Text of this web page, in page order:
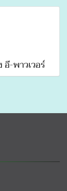
-พาวเวอร์